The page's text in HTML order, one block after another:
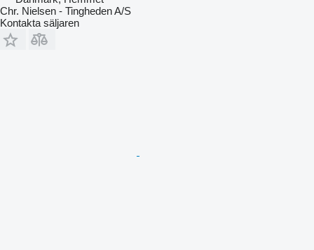
Chr. Nielsen - Tingheden A/S
Kontakta säljaren